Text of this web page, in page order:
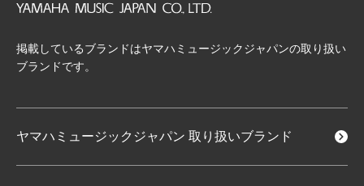
掲載しているブランドはヤマハミュージックジャパンの取り扱い
ブランドです。
ヤマハミュージックジャパン 取り扱いブランド